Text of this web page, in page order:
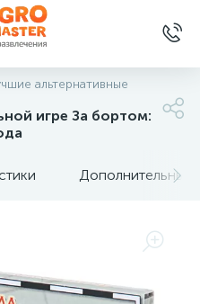
альтернативные
игре За бортом:
Дополнительные